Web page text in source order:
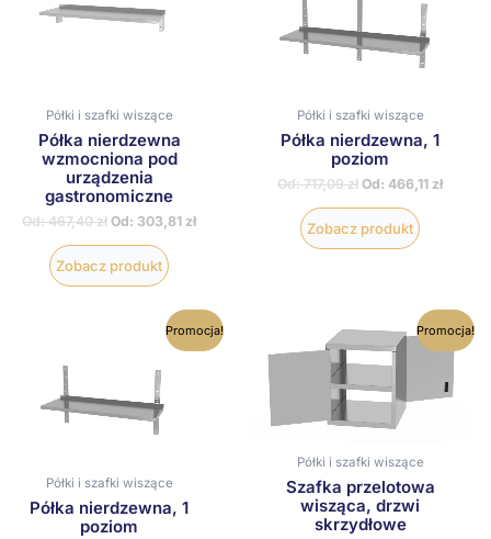
Półki i szafki wiszące
Półka nierdzewna
wzmocniona pod
urządzenia
gastronomiczne
Od:467,40zł Od: 303,81 zł
Zobacz produkt
stronie
produktu
Półki i szafki wiszące
Półka nierdzewna, 1
poziom
Od:717,09zł Od: 466,11 zł
Zobacz produkt
wiele
Opcje
można
stronie
produktu
Promocja!
Półki i szafki wiszące
Półka nierdzewna, 1
poziom
Ten
produkt
stronie
produktu
Promocja!
Półki i szafki wiszące
Szafka przelotowa
wisząca, drzwi
skrzydłowe
Ten
produkt
wiele
na
stronie